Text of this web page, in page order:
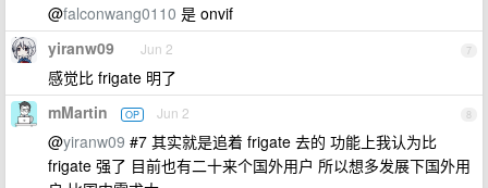
@falconwang0110 是 onvif
7
yiranw09 Jun 2
感觉比 frigate 明了
8
mMartin OP Jun 2
@yiranw09 #7 其实就是追着 frigate 去的 功能上我认为比
frigate 强了 目前也有二十来个国外用户 所以想多发展下国外用